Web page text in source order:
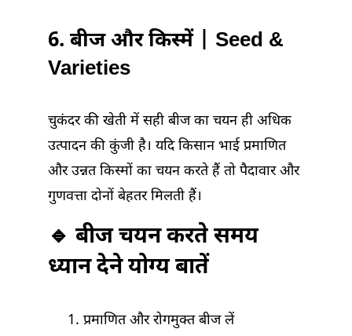
6. बीज और किस्में | Seed &
Varieties
चुकंदर की खेती में सही बीज का चयन ही अधिक
उत्पादन की कुंजी है। यदि किसान भाई प्रमाणित
और उन्नत किस्मों का चयन करते हैं तो पैदावार और
गुणवत्ता दोनों बेहतर मिलती हैं।
🔹 बीज चयन करते समय
ध्यान देने योग्य बातें
प्रमाणित और रोगमुक्त बीज लें